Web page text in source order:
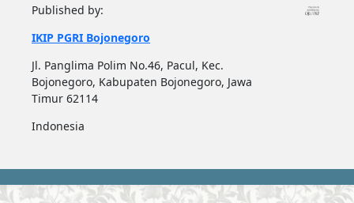
Published by:
IKIP PGRI Bojonegoro
Jl. Panglima Polim No.46, Pacul, Kec.
Bojonegoro, Kabupaten Bojonegoro, Jawa
Timur 62114
Indonesia